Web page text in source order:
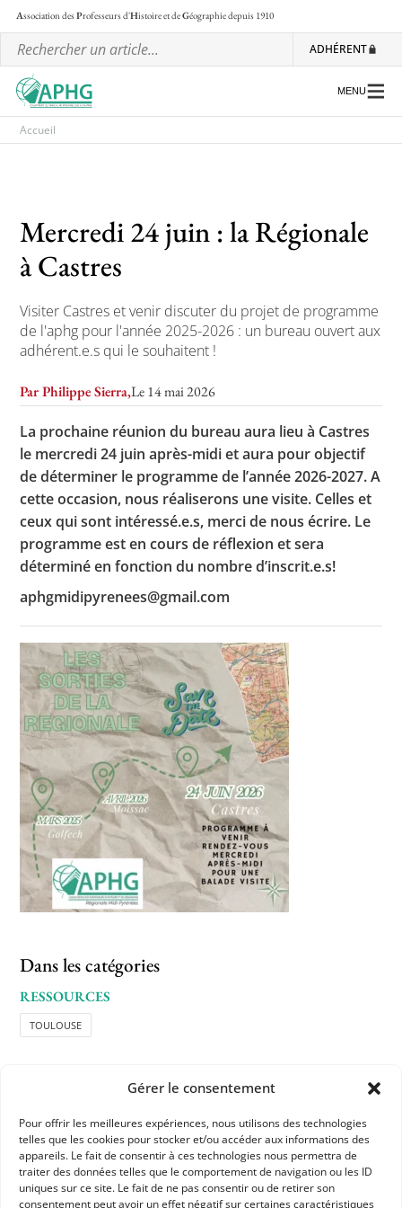
Gérer le consentement
Pour offrir les meilleures expériences, nous utilisons des technologies
telles que les cookies pour stocker et/ou accéder aux informations des
appareils. Le fait de consentir à ces technologies nous permettra de
traiter des données telles que le comportement de navigation ou les ID
uniques sur ce site. Le fait de ne pas consentir ou de retirer son
consentement peut avoir un effet négatif sur certaines caractéristiques
Association desProfesseurs d'Histoire et deGéographiedepuis 1910
ADHÉRENT
Les régionales
Les ateliers nationaux
Lettre d’information de l’APHG
L’APHG dans la presse
Toutes les actualités
Les rendez-vous de l’APHG
Concours de recrutement
Critique d’ouvrages publiés
Culture
MENU
Accueil
Mercredi 24 juin : la Régionale
à Castres
Visiter Castres et venir discuter du projet de programme
de l'aphg pour l'année 2025-2026 : un bureau ouvert aux
adhérent.e.s qui le souhaitent !
Par Philippe Sierra,Le 14 mai 2026
La prochaine réunion du bureau aura lieu à Castres
le mercredi 24 juin après-midi et aura pour objectif
de déterminer le programme de l’année 2026-2027. A
cette occasion, nous réaliserons une visite. Celles et
ceux qui sont intéressé.e.s, merci de nous écrire. Le
programme est en cours de réflexion et sera
déterminé en fonction du nombre d’inscrit.e.s!
aphgmidipyrenees@gmail.com
Dans les catégories
RESSOURCES
TOULOUSE
APHG
Association des professeurs d'histoire et géographie